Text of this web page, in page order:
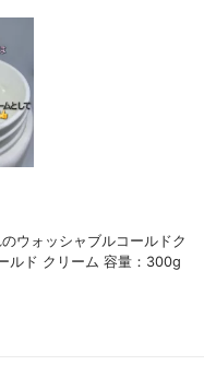
ウォッシャブルコールドク
ルド クリーム 容量：300g